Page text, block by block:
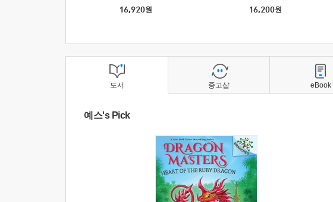
16,920원
16,200원
도서
예스's Pick
중고샵 eBook